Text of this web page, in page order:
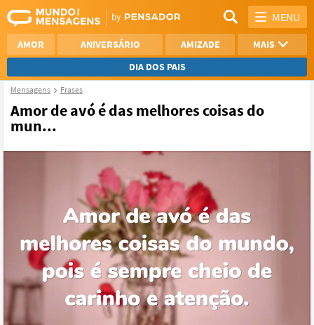
MENU
AMOR ANIVERSÁRIO AMIZADE
MAIS
DIA DOS PAIS
REFLEXÃO
AGRADECIMENTO
Mensagens Frases
Amor de avó é das melhores coisas do
mun...